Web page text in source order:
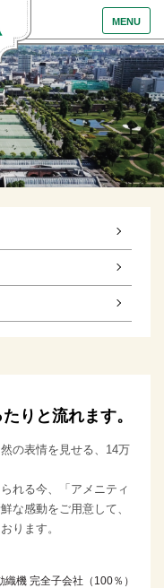
MENU
りと流れます。
の表情を見せる、14万
れる今、「アメニティ
な感動をご用意して、
ります。
機 完全子会社（100％）